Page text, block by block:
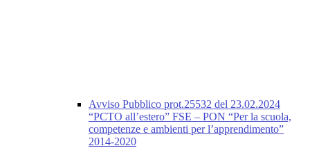
Avviso Pubblico prot.25532 del 23.02.2024
“PCTO all’estero” FSE – PON “Per la scuola,
competenze e ambienti per l’apprendimento”
2014-2020